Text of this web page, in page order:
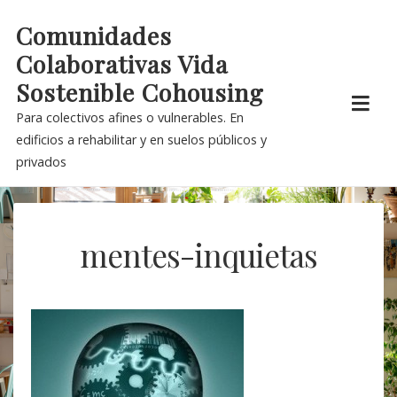
content
Comunidades
Colaborativas Vida
Sostenible Cohousing
Para colectivos afines o vulnerables. En
edificios a rehabilitar y en suelos públicos y
privados
mentes-inquietas